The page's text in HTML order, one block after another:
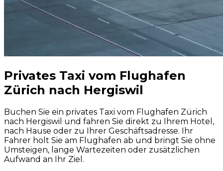
Privates Taxi vom Flughafen
Zürich nach Hergiswil
Buchen Sie ein privates Taxi vom Flughafen Zürich
nach Hergiswil und fahren Sie direkt zu Ihrem Hotel,
nach Hause oder zu Ihrer Geschäftsadresse. Ihr
Fahrer holt Sie am Flughafen ab und bringt Sie ohne
Umsteigen, lange Wartezeiten oder zusätzlichen
Aufwand an Ihr Ziel.